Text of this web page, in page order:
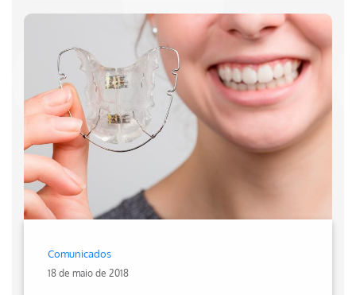
Comunicados
18 de maio de 2018